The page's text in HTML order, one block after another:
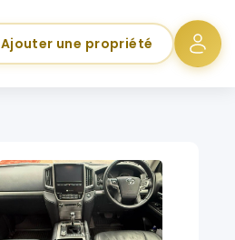
Ajouter une propriété